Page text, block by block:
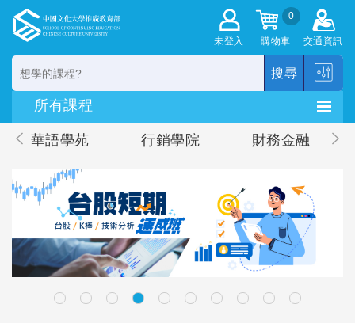
未登入
0
購物車 交通資訊
搜尋
華語學苑 行銷學院 財務金融